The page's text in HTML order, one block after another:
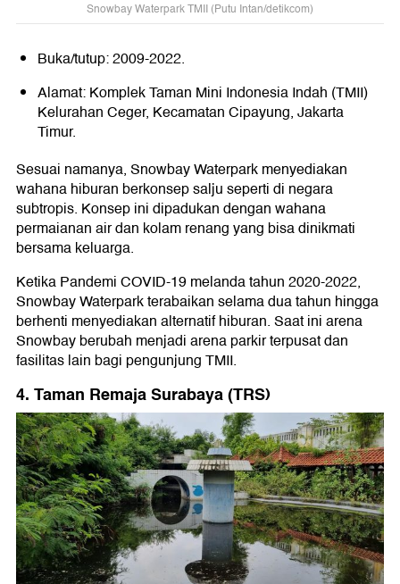
Snowbay Waterpark TMII (Putu Intan/detikcom)
Buka/tutup: 2009-2022.
Alamat: Komplek Taman Mini Indonesia Indah (TMII)
Kelurahan Ceger, Kecamatan Cipayung, Jakarta
Timur.
Sesuai namanya, Snowbay Waterpark menyediakan
wahana hiburan berkonsep salju seperti di negara
subtropis. Konsep ini dipadukan dengan wahana
permaianan air dan kolam renang yang bisa dinikmati
bersama keluarga.
Ketika Pandemi COVID-19 melanda tahun 2020-2022,
Snowbay Waterpark terabaikan selama dua tahun hingga
berhenti menyediakan alternatif hiburan. Saat ini arena
Snowbay berubah menjadi arena parkir terpusat dan
fasilitas lain bagi pengunjung TMII.
4. Taman Remaja Surabaya (TRS)